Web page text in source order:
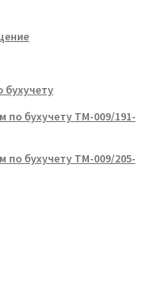
бухучету ТМ-009/191-
бухучету ТМ-009/205-